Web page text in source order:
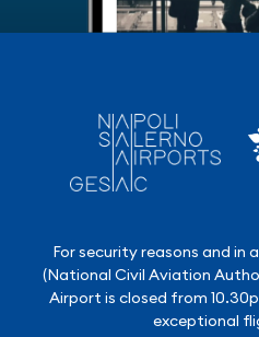
For security reasons and in
(National Civil Aviation
Airport is closed from
exceptional